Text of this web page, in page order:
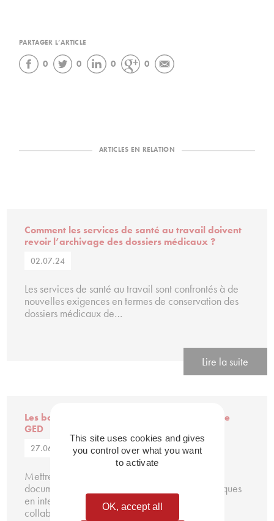
PARTAGER L’ARTICLE
0 0 0 0
ARTICLES EN RELATION
Comment les services de santé au travail doivent
revoir l’archivage des dossiers médicaux ?
02.07.24
Les services de santé au travail sont confrontés à de
nouvelles exigences en termes de conservation des
dossiers médicaux de…
Lire la suite
Les bonnes pratiques pour rendre efficace une
GED
27.06.24
Mettre en place une gestion électronique de
documents nécessite de modifier certaines pratiques
en interne et d’impliquer directement les
collaborateurs….
This site uses cookies and gives
you control over what you want
to activate
OK, accept all